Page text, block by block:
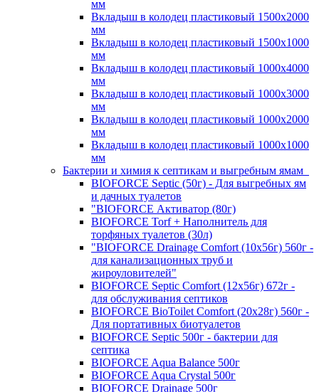
мм
Вкладыш в колодец пластиковый 1500х2000
мм
Вкладыш в колодец пластиковый 1500х1000
мм
Вкладыш в колодец пластиковый 1000х4000
мм
Вкладыш в колодец пластиковый 1000х3000
мм
Вкладыш в колодец пластиковый 1000х2000
мм
Вкладыш в колодец пластиковый 1000х1000
мм
Бактерии и химия к септикам и выгребным ямам
BIOFORCE Septic (50г) - Для выгребных ям
и дачных туалетов
"BIOFORCE Активатор (80г)
BIOFORCE Torf + Наполнитель для
торфяных туалетов (30л)
"BIOFORCE Drainage Comfort (10x56г) 560г -
для канализационных труб и
жироуловителей"
BIOFORCE Septic Comfort (12x56г) 672г -
для обслуживания септиков
BIOFORCE BioToilet Comfort (20x28г) 560г -
Для портативных биотуалетов
BIOFORCE Septic 500г - бактерии для
септика
BIOFORCE Aqua Balance 500г
BIOFORCE Aqua Crystal 500г
BIOFORCE Drainage 500г